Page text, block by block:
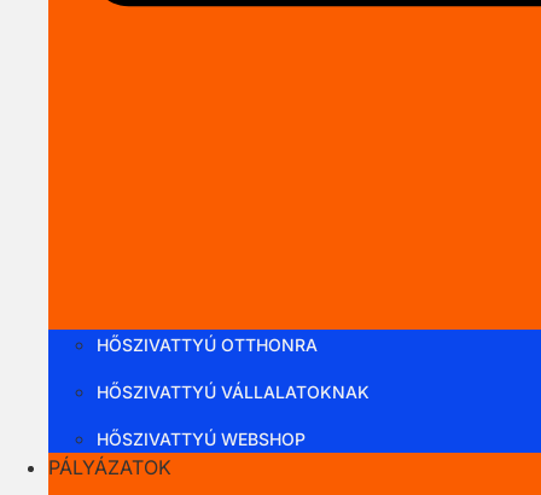
HŐSZIVATTYÚ OTTHONRA
HŐSZIVATTYÚ VÁLLALATOKNAK
HŐSZIVATTYÚ WEBSHOP
PÁLYÁZATOK